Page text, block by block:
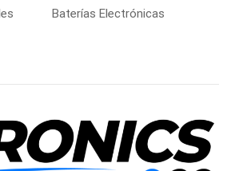
Baterías Electrónicas